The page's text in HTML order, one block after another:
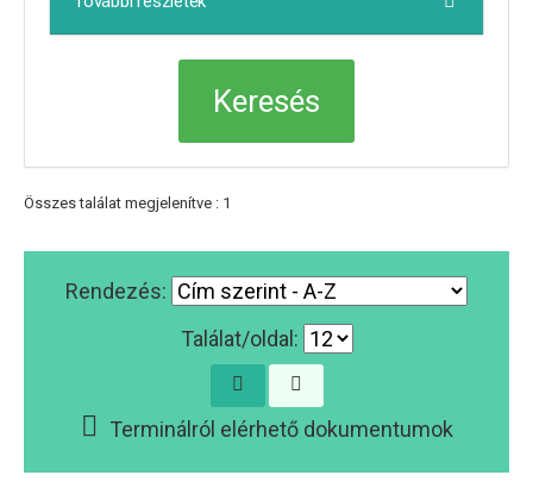
Összes találat megjelenítve : 1
Rendezés:
Találat/oldal:
Terminálról elérhető dokumentumok